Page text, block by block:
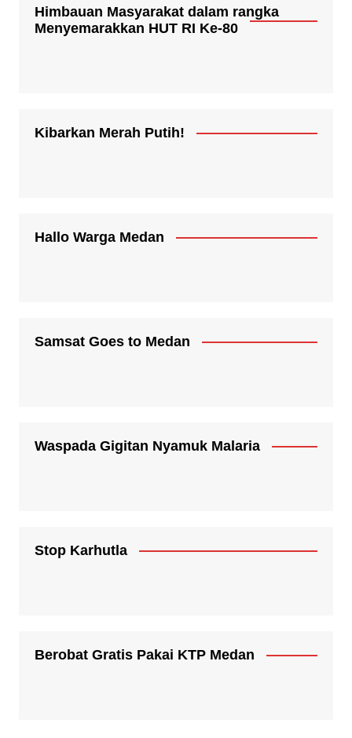
Himbauan Masyarakat dalam rangka
Menyemarakkan HUT RI Ke-80
Kibarkan Merah Putih!
Hallo Warga Medan
Samsat Goes to Medan
Waspada Gigitan Nyamuk Malaria
Stop Karhutla
Berobat Gratis Pakai KTP Medan